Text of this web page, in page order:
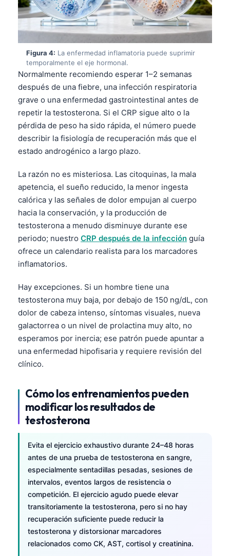
Figura 4: La enfermedad inflamatoria puede suprimir
temporalmente el eje hormonal.
Normalmente recomiendo esperar 1–2 semanas
después de una fiebre, una infección respiratoria
grave o una enfermedad gastrointestinal antes de
repetir la testosterona. Si el CRP sigue alto o la
pérdida de peso ha sido rápida, el número puede
describir la fisiología de recuperación más que el
estado androgénico a largo plazo.
La razón no es misteriosa. Las citoquinas, la mala
apetencia, el sueño reducido, la menor ingesta
calórica y las señales de dolor empujan al cuerpo
hacia la conservación, y la producción de
testosterona a menudo disminuye durante ese
periodo; nuestro CRP después de la infección guía
ofrece un calendario realista para los marcadores
inflamatorios.
Hay excepciones. Si un hombre tiene una
testosterona muy baja, por debajo de 150 ng/dL, con
dolor de cabeza intenso, síntomas visuales, nueva
galactorrea o un nivel de prolactina muy alto, no
esperamos por inercia; ese patrón puede apuntar a
una enfermedad hipofisaria y requiere revisión del
clínico.
Cómo los entrenamientos pueden
modificar los resultados de
testosterona
Evita el ejercicio exhaustivo durante 24–48 horas
antes de una prueba de testosterona en sangre,
especialmente sentadillas pesadas, sesiones de
intervalos, eventos largos de resistencia o
competición. El ejercicio agudo puede elevar
transitoriamente la testosterona, pero si no hay
recuperación suficiente puede reducir la
testosterona y distorsionar marcadores
relacionados como CK, AST, cortisol y creatinina.